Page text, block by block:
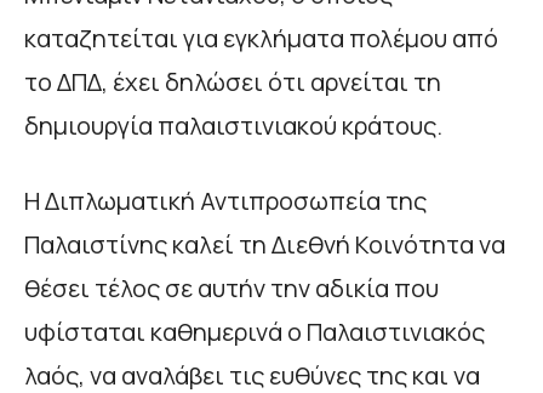
καταζητείται για εγκλήματα πολέμου από
το ΔΠΔ, έχει δηλώσει ότι αρνείται τη
δημιουργία παλαιστινιακού κράτους.
Η Διπλωματική Αντιπροσωπεία της
Παλαιστίνης καλεί τη Διεθνή Κοινότητα να
θέσει τέλος σε αυτήν την αδικία που
υφίσταται καθημερινά ο Παλαιστινιακός
λαός, να αναλάβει τις ευθύνες της και να